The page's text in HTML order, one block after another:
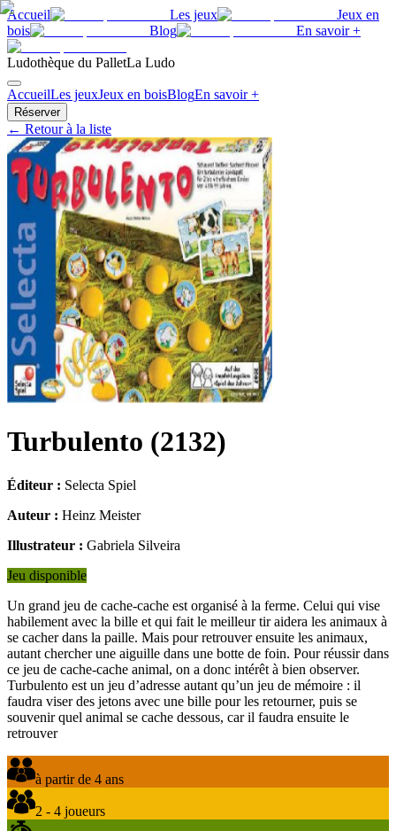
Accueil Les jeux
Jeux en
bois
Blog En savoir +
Ludothèque du PalletLa Ludo
AccueilLes jeuxJeux en boisBlogEn savoir +
Réserver
← Retour à la liste
Turbulento (2132)
Éditeur : Selecta Spiel
Auteur : Heinz Meister
Illustrateur : Gabriela Silveira
Jeu disponible
Un grand jeu de cache-cache est organisé à la ferme. Celui qui vise
habilement avec la bille et qui fait le meilleur tir aidera les animaux à
se cacher dans la paille. Mais pour retrouver ensuite les animaux,
autant chercher une aiguille dans une botte de foin. Pour réussir dans
ce jeu de cache-cache animal, on a donc intérêt à bien observer.
Turbulento est un jeu d’adresse autant qu’un jeu de mémoire : il
faudra viser des jetons avec une bille pour les retourner, puis se
souvenir quel animal se cache dessous, car il faudra ensuite le
retrouver
à partir de 4 ans
2 - 4 joueurs